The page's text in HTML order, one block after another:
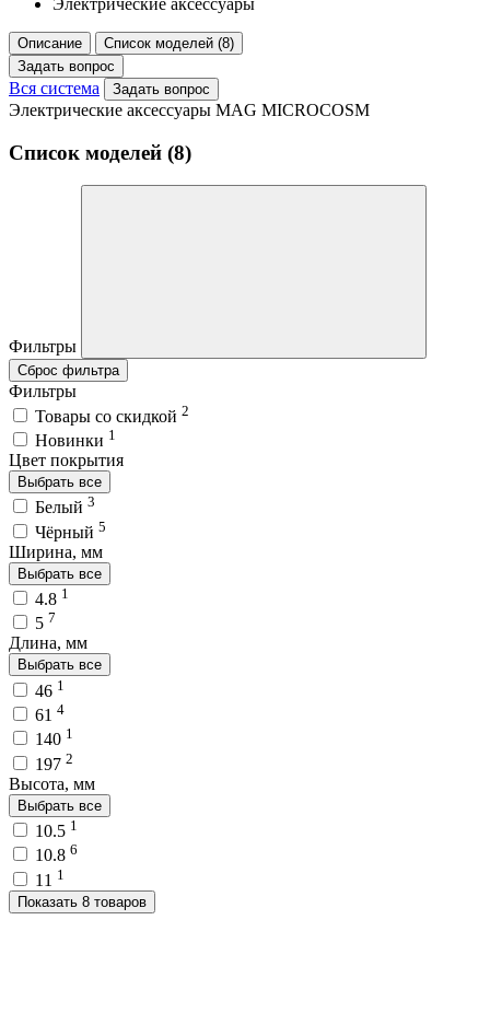
Электрические аксессуары
Описание
Список моделей (8)
Задать вопрос
Вся система Задать вопрос
Электрические аксессуары MAG MICROCOSM
Список моделей (8)
Фильтры
Сброс фильтра
Фильтры
Товары со скидкой 2
Новинки 1
Цвет покрытия
Выбрать все
Белый 3
Чёрный 5
Ширина, мм
Выбрать все
4.8 1
5 7
Длина, мм
Выбрать все
46 1
61 4
140 1
197 2
Высота, мм
Выбрать все
10.5 1
10.8 6
11 1
Показать 8 товаров